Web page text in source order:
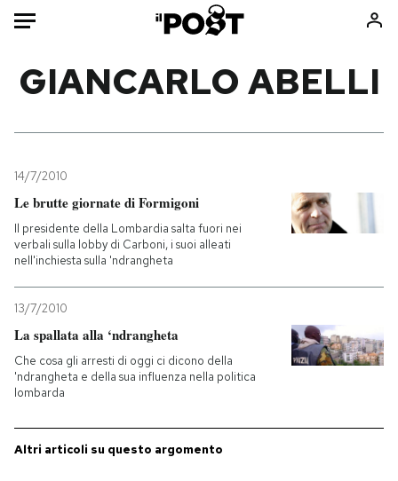
Mondo
Politica
Tecnologia
Internet
Cultura
Economia
Sport
Consumismi
Storie/Idee
Ok Boomer!
Mondiali calcio 2026
PODCAST
GIANCARLO ABELLI
14/7/2010
Le brutte giornate di Formigoni
Il presidente della Lombardia salta fuori nei
verbali sulla lobby di Carboni, i suoi alleati
nell'inchiesta sulla 'ndrangheta
13/7/2010
La spallata alla ‘ndrangheta
Che cosa gli arresti di oggi ci dicono della
'ndrangheta e della sua influenza nella politica
lombarda
Altri articoli su questo argomento